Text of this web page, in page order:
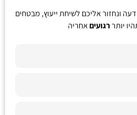
ונחזור אליכם לשיחת ייעוץ, מבטחים
יותררגועיםאחריה